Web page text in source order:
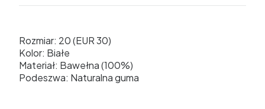
Rozmiar: 20 (EUR 30)
Kolor: Białe
Materiał: Bawełna (100%)
Podeszwa: Naturalna guma